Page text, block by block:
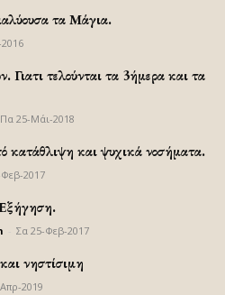
τα Μάγια.
τελούνται τα 3ήμερα και τα
Πα 25-Μάι-2018
κατάθλιψη και ψυχικά νοσήματα.
2017
Σα 25-Φεβ-2017
νηστίσιμη
2019